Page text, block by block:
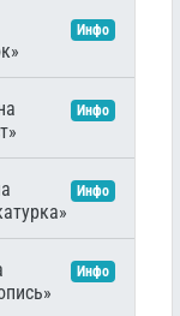
Инфо
Инфо
Инфо
Инфо